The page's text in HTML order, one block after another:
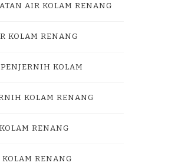
AIR KOLAM RENANG
KOLAM RENANG
KOLAM
KOLAM RENANG
RENANG
KOLAM RENANG